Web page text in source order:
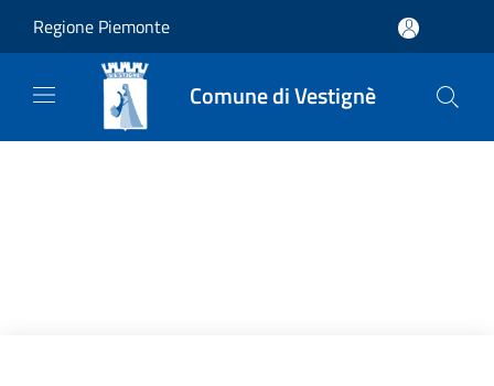
Regione Piemonte
Comune di Vestignè